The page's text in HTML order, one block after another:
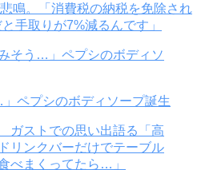
鳴。「消費税の納税を免除され
手取りが7%減るんです」
ペプシのボディソープ誕生